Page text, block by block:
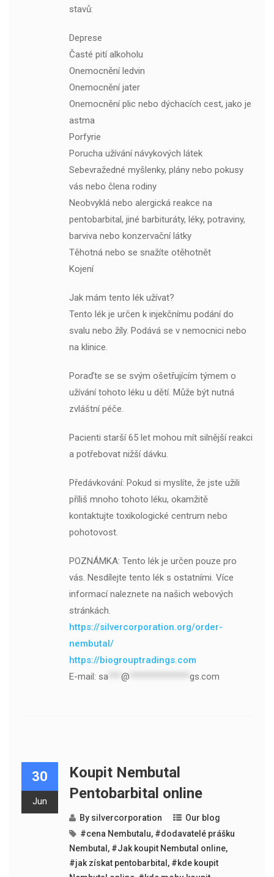
stavů:
Deprese
Časté pití alkoholu
Onemocnění ledvin
Onemocnění jater
Onemocnění plic nebo dýchacích cest, jako je
astma
Porfyrie
Porucha užívání návykových látek
Sebevražedné myšlenky, plány nebo pokusy
vás nebo člena rodiny
Neobvyklá nebo alergická reakce na
pentobarbital, jiné barbituráty, léky, potraviny,
barviva nebo konzervační látky
Těhotná nebo se snažíte otěhotnět
Kojení
Jak mám tento lék užívat?
Tento lék je určen k injekčnímu podání do
svalu nebo žíly. Podává se v nemocnici nebo
na klinice.
Poraďte se se svým ošetřujícím týmem o
užívání tohoto léku u dětí. Může být nutná
zvláštní péče.
Pacienti starší 65 let mohou mít silnější reakci
a potřebovat nižší dávku.
Předávkování: Pokud si myslíte, že jste užili
příliš mnoho tohoto léku, okamžitě
kontaktujte toxikologické centrum nebo
pohotovost.
POZNÁMKA: Tento lék je určen pouze pro
vás. Nesdílejte tento lék s ostatními. Více
informací naleznete na našich webových
stránkách.
https://silvercorporation.org/order-
nembutal/
https://biogrouptradings.com
E-mail: sa*** @ gs.com
30
Jun
Koupit Nembutal
Pentobarbital online
By silvercorporation
Our blog
#cena Nembutalu, #dodavatelé prášku
Nembutal , #Jak koupit Nembutal online,
#jak získat pentobarbital , #kde koupit